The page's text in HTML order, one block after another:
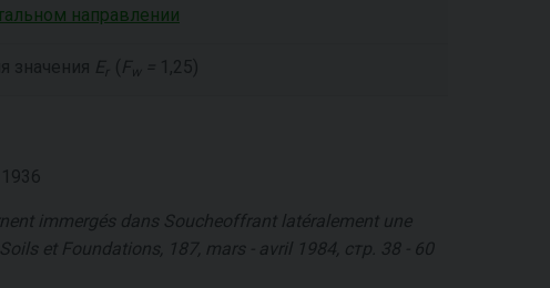
направлении
значения E r ( F w 1,25)
immergés dans Soucheoffrant latéralement une
et Foundations, 187, mars - avril 1984, стр. 38 - 60